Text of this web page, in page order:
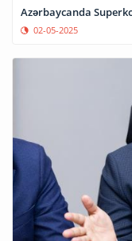
Azərbaycanda
02-05-2025